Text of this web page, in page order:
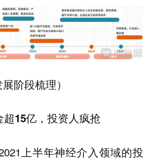
阶段梳理）
超15亿，投资人疯抢
上半年神经介入领域的投